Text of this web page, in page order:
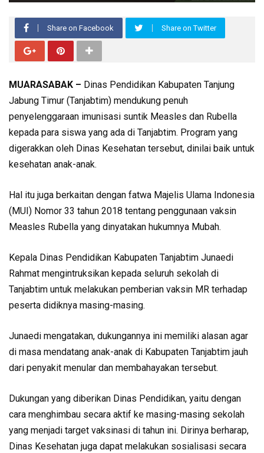
Share on Facebook Share on Twitter
MUARASABAK – Dinas Pendidikan Kabupaten Tanjung
Jabung Timur (Tanjabtim) mendukung penuh
penyelenggaraan imunisasi suntik Measles dan Rubella
kepada para siswa yang ada di Tanjabtim. Program yang
digerakkan oleh Dinas Kesehatan tersebut, dinilai baik untuk
kesehatan anak-anak.
Hal itu juga berkaitan dengan fatwa Majelis Ulama Indonesia
(MUI) Nomor 33 tahun 2018 tentang penggunaan vaksin
Measles Rubella yang dinyatakan hukumnya Mubah.
Kepala Dinas Pendidikan Kabupaten Tanjabtim Junaedi
Rahmat mengintruksikan kepada seluruh sekolah di
Tanjabtim untuk melakukan pemberian vaksin MR terhadap
peserta didiknya masing-masing.
Junaedi mengatakan, dukungannya ini memiliki alasan agar
di masa mendatang anak-anak di Kabupaten Tanjabtim jauh
dari penyakit menular dan membahayakan tersebut.
Dukungan yang diberikan Dinas Pendidikan, yaitu dengan
cara menghimbau secara aktif ke masing-masing sekolah
yang menjadi target vaksinasi di tahun ini. Dirinya berharap,
Dinas Kesehatan juga dapat melakukan sosialisasi secara